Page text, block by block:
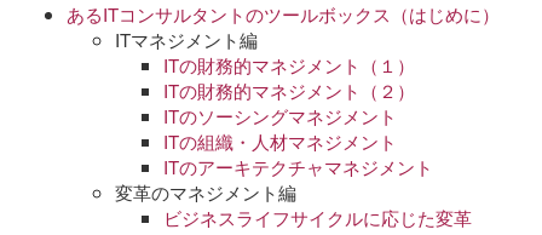
あるITコンサルタントのツールボックス（はじめに）
ITマネジメント編
ITの財務的マネジメント（１）
ITの財務的マネジメント（２）
ITのソーシングマネジメント
ITの組織・人材マネジメント
ITのアーキテクチャマネジメント
変革のマネジメント編
ビジネスライフサイクルに応じた変革